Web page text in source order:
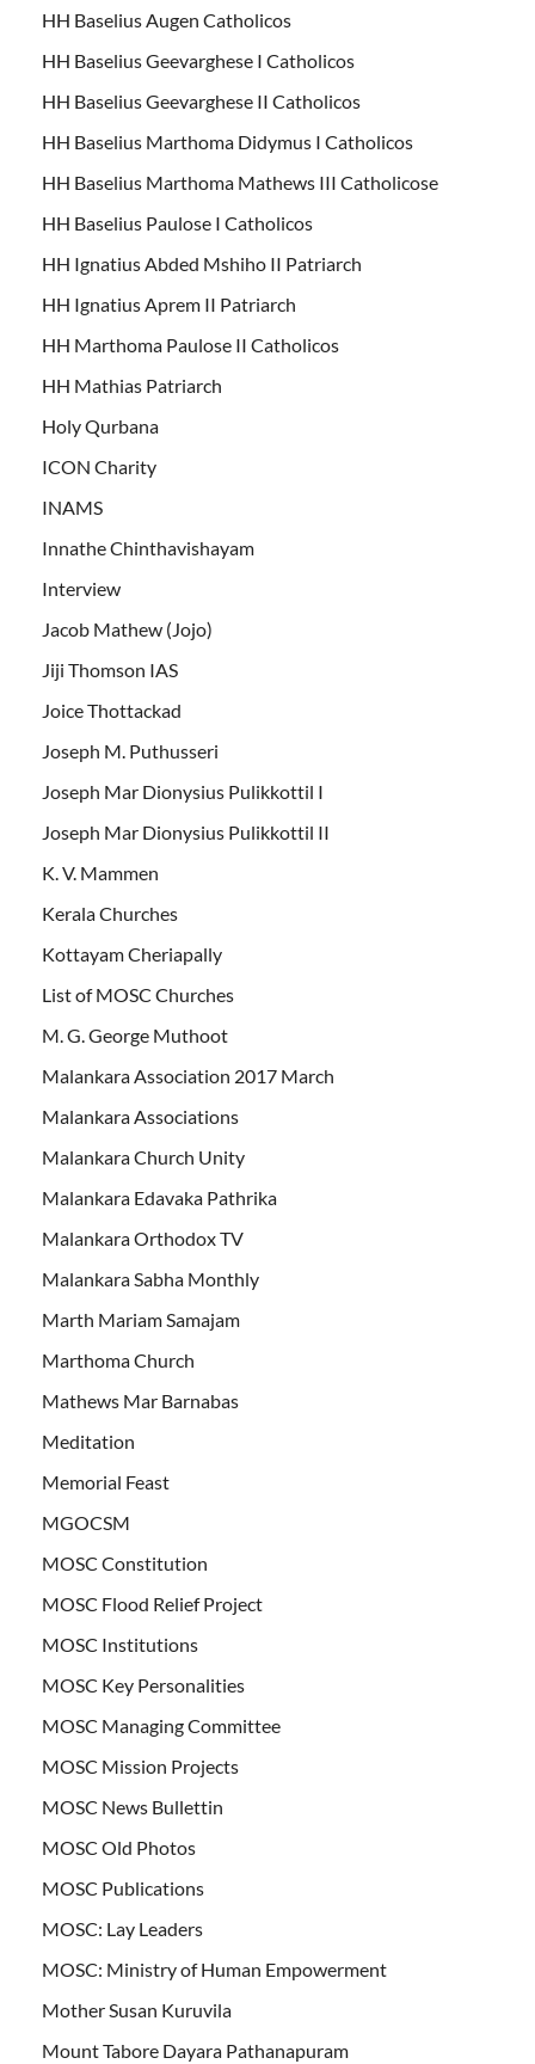
HH Baselius Augen Catholicos
HH Baselius Geevarghese I Catholicos
HH Baselius Geevarghese II Catholicos
HH Baselius Marthoma Didymus I Catholicos
HH Baselius Marthoma Mathews III Catholicose
HH Baselius Paulose I Catholicos
HH Ignatius Abded Mshiho II Patriarch
HH Ignatius Aprem II Patriarch
HH Marthoma Paulose II Catholicos
HH Mathias Patriarch
Holy Qurbana
ICON Charity
INAMS
Innathe Chinthavishayam
Interview
Jacob Mathew (Jojo)
Jiji Thomson IAS
Joice Thottackad
Joseph M. Puthusseri
Joseph Mar Dionysius Pulikkottil I
Joseph Mar Dionysius Pulikkottil II
K. V. Mammen
Kerala Churches
Kottayam Cheriapally
List of MOSC Churches
M. G. George Muthoot
Malankara Association 2017 March
Malankara Associations
Malankara Church Unity
Malankara Edavaka Pathrika
Malankara Orthodox TV
Malankara Sabha Monthly
Marth Mariam Samajam
Marthoma Church
Mathews Mar Barnabas
Meditation
Memorial Feast
MGOCSM
MOSC Constitution
MOSC Flood Relief Project
MOSC Institutions
MOSC Key Personalities
MOSC Managing Committee
MOSC Mission Projects
MOSC News Bullettin
MOSC Old Photos
MOSC Publications
MOSC: Lay Leaders
MOSC: Ministry of Human Empowerment
Mother Susan Kuruvila
Mount Tabore Dayara Pathanapuram